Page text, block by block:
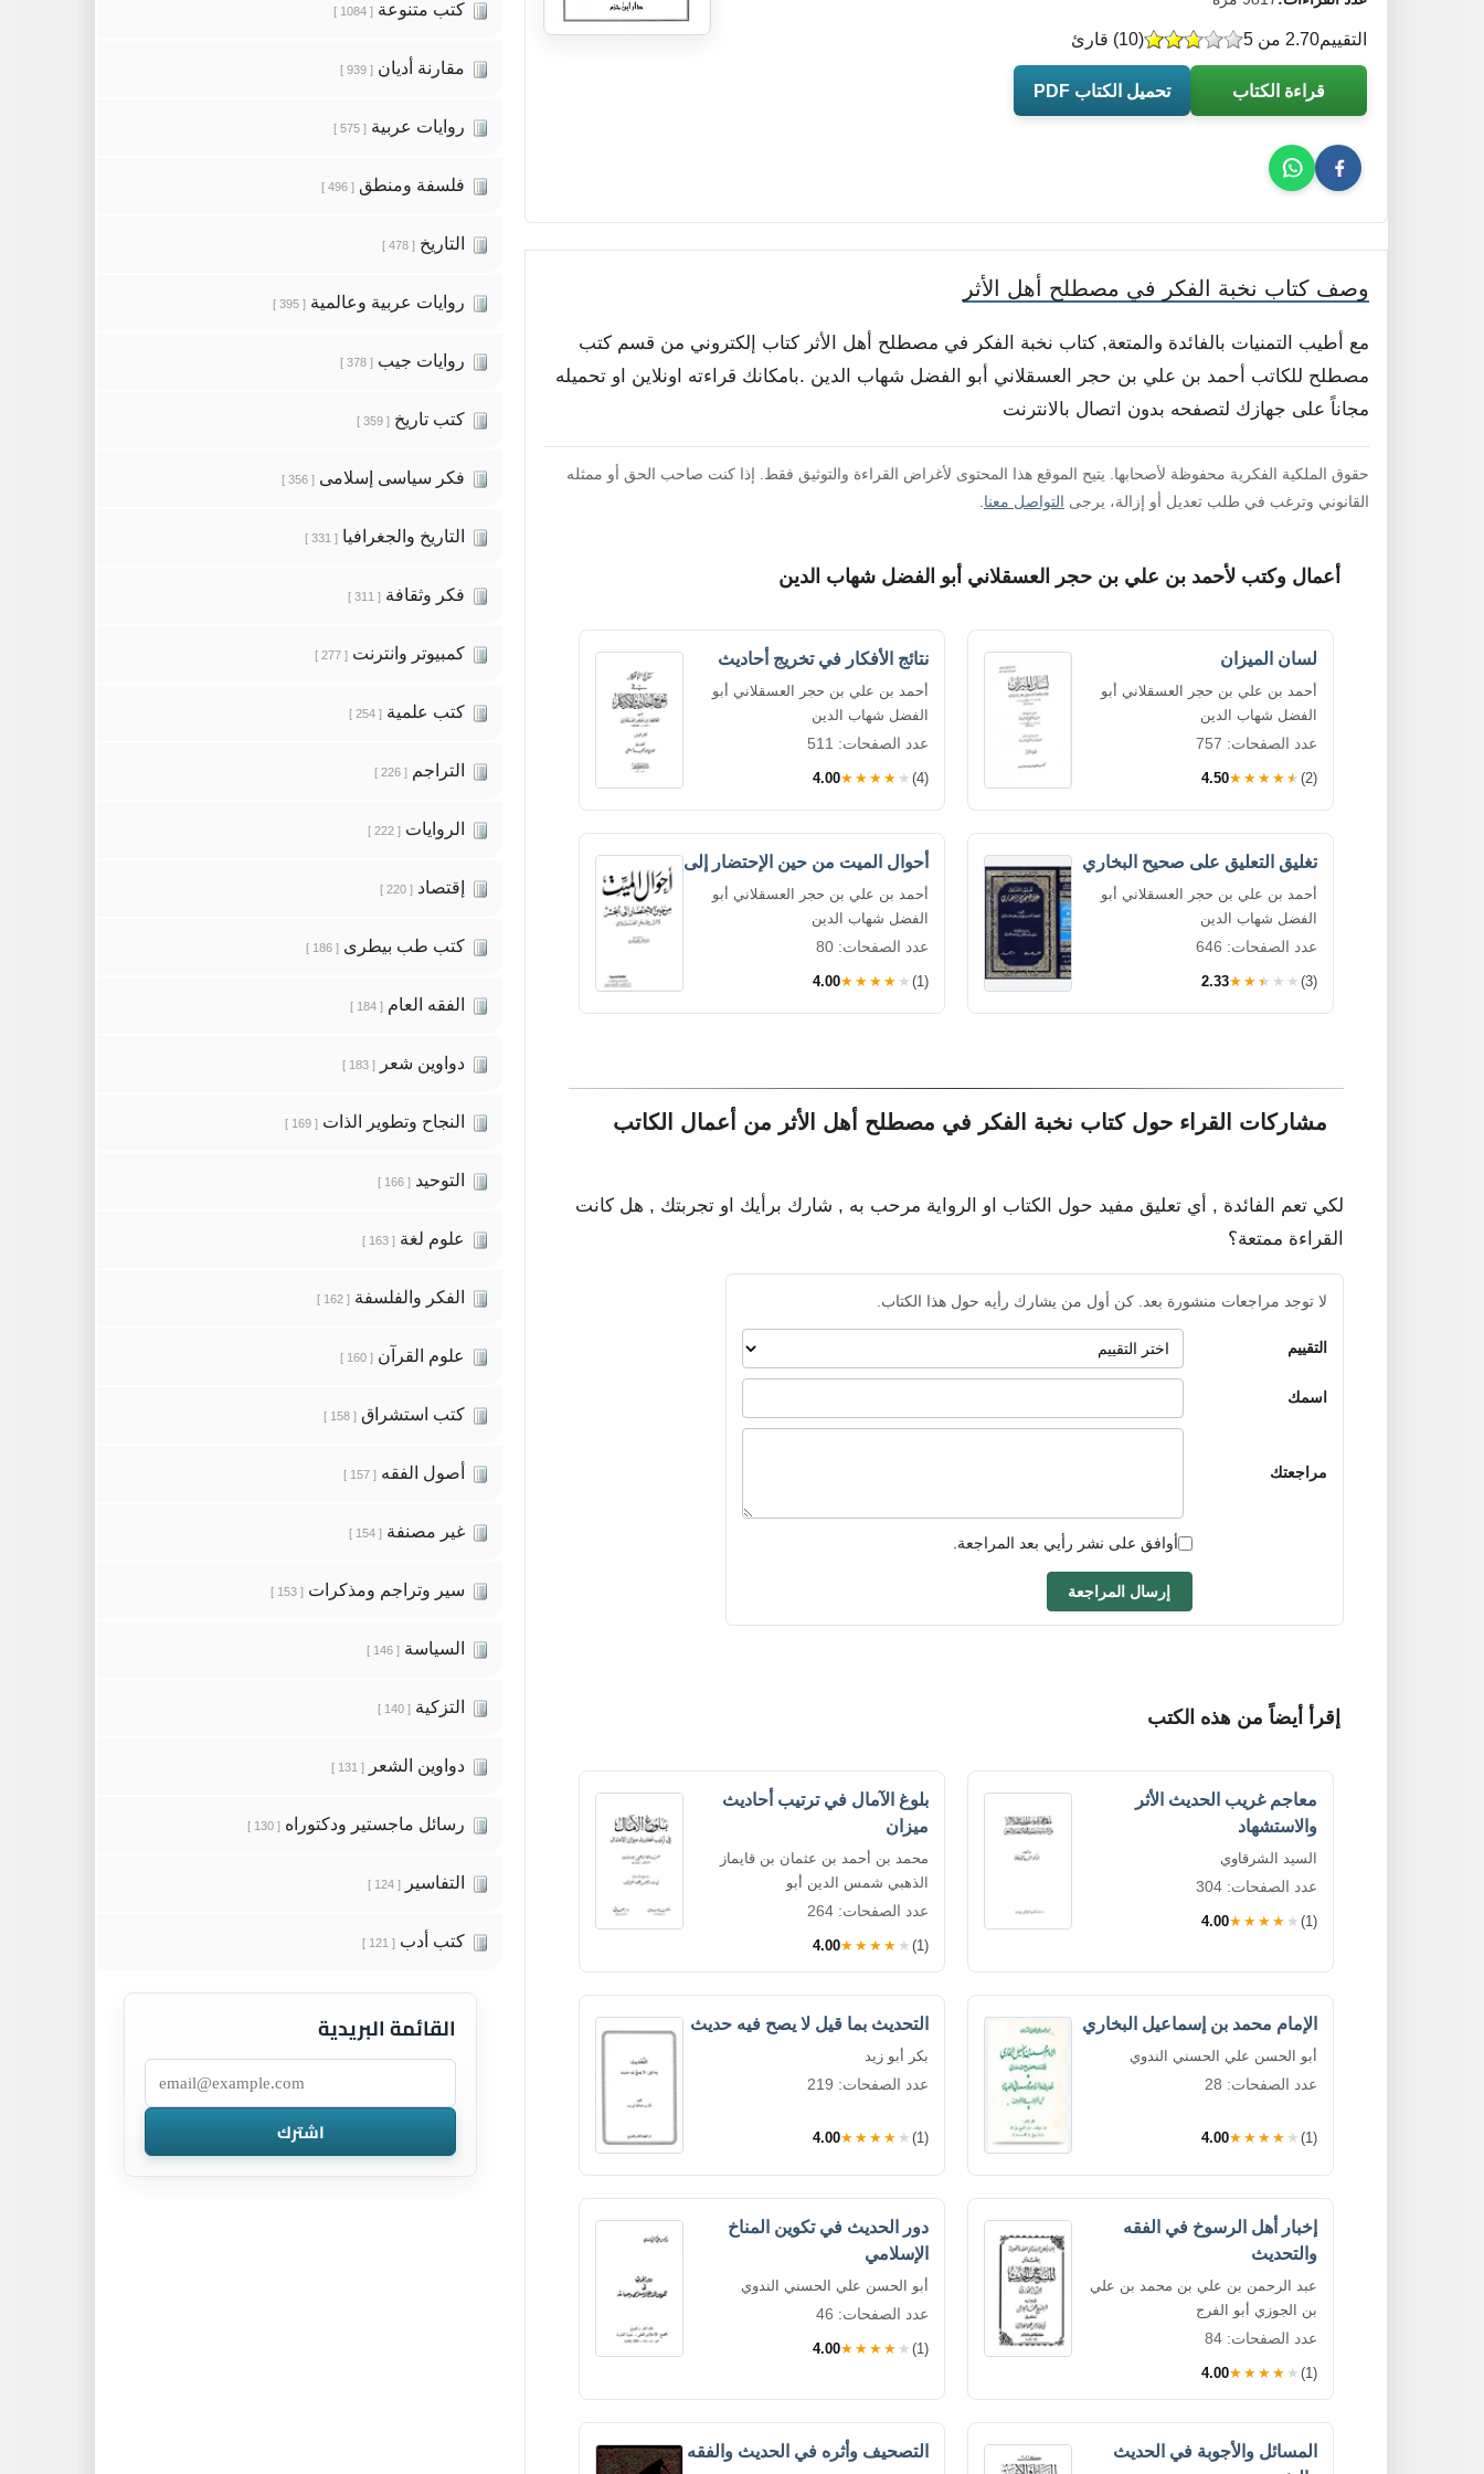
التقييم (
10) قارئ 2.70 من 5
قراءة الكتاب تحميل الكتاب PDF
وصف كتاب نخبة الفكر في مصطلح أهل الأثر
مع أطيب التمنيات بالفائدة والمتعة, كتاب نخبة الفكر في مصطلح أهل الأثر كتاب إلكتروني من قسم كتب
مصطلح للكاتب أحمد بن علي بن حجر العسقلاني أبو الفضل شهاب الدين .بامكانك قراءته اونلاين او تحميله
مجاناً على جهازك لتصفحه بدون اتصال بالانترنت
حقوق الملكية الفكرية محفوظة لأصحابها. يتيح الموقع هذا المحتوى لأغراض القراءة والتوثيق فقط. إذا كنت صاحب الحق أو ممثله
القانوني وترغب في طلب تعديل أو إزالة، يرجى التواصل معنا
أعمال وكتب لأحمد بن علي بن حجر العسقلاني أبو الفضل شهاب الدين
لسان الميزان
أحمد بن علي بن حجر العسقلاني أبو
الفضل شهاب الدين
عدد الصفحات: 757
4.50★★★★★ (2)
نتائج الأفكار في تخريج أحاديث
أحمد بن علي بن حجر العسقلاني أبو
الفضل شهاب الدين
عدد الصفحات: 511
4.00★★★★★ (4)
تغليق التعليق على صحيح البخاري
أحمد بن علي بن حجر العسقلاني أبو
الفضل شهاب الدين
عدد الصفحات: 646
2.33★★★★★ (3)
أحوال الميت من حين الإحتضار إلى
أحمد بن علي بن حجر العسقلاني أبو
الفضل شهاب الدين
عدد الصفحات: 80
4.00★★★★★ (1)
مشاركات القراء حول كتاب نخبة الفكر في مصطلح أهل الأثر من أعمال الكاتب
لكي تعم الفائدة , أي تعليق مفيد حول الكتاب او الرواية مرحب به , شارك برأيك او تجربتك , هل كانت
القراءة ممتعة؟
لا توجد مراجعات منشورة بعد. كن أول من يشارك رأيه حول هذا الكتاب.
التقييم
اسمك
مراجعتك
أوافق على نشر رأيي بعد المراجعة.
إرسال المراجعة
إقرأ أيضاً من هذه الكتب
معاجم غريب الحديث الأثر
والاستشهاد
السيد الشرقاوي
عدد الصفحات: 304
4.00★★★★★ (1)
بلوغ الآمال في ترتيب أحاديث
ميزان
محمد بن أحمد بن عثمان بن قايماز
الذهبي شمس الدين أبو
عدد الصفحات: 264
4.00★★★★★ (1)
الإمام محمد بن إسماعيل البخاري
أبو الحسن علي الحسني الندوي
عدد الصفحات: 28
4.00★★★★★ (1)
التحديث بما قيل لا يصح فيه حديث
بكر أبو زيد
عدد الصفحات: 219
4.00★★★★★ (1)
إخبار أهل الرسوخ في الفقه
والتحديث
عبد الرحمن بن علي بن محمد بن علي
بن الجوزي أبو الفرج
عدد الصفحات: 84
4.00★★★★★ (1)
دور الحديث في تكوين المناخ
الإسلامي
أبو الحسن علي الحسني الندوي
عدد الصفحات: 46
4.00★★★★★ (1)
المسائل والأجوبة في الحديث
التصحيف وأثره في الحديث والفقه
كتب متنوعة [ 1084 ]
مقارنة أديان [ 939 ]
روايات عربية [ 575 ]
فلسفة ومنطق [ 496 ]
التاريخ [ 478 ]
روايات عربية وعالمية [ 395 ]
روايات جيب [ 378 ]
كتب تاريخ [ 359 ]
فكر سياسى إسلامى [ 356 ]
التاريخ والجغرافيا [ 331 ]
فكر وثقافة [ 311 ]
كمبيوتر وانترنت [ 277 ]
كتب علمية [ 254 ]
التراجم [ 226 ]
الروايات [ 222 ]
إقتصاد [ 220 ]
كتب طب بيطرى [ 186 ]
الفقه العام [ 184 ]
دواوين شعر [ 183 ]
النجاح وتطوير الذات [ 169 ]
التوحيد [ 166 ]
علوم لغة [ 163 ]
الفكر والفلسفة [ 162 ]
علوم القرآن [ 160 ]
كتب استشراق [ 158 ]
أصول الفقه [ 157 ]
غير مصنفة [ 154 ]
سير وتراجم ومذكرات [ 153 ]
السياسة [ 146 ]
التزكية [ 140 ]
دواوين الشعر [ 131 ]
رسائل ماجستير ودكتوراه [ 130 ]
التفاسير [ 124 ]
كتب أدب [ 121 ]
القائمة البريدية